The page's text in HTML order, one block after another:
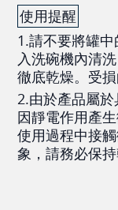
使用提醒
1.請不要將罐
入洗碗機內清
徹底乾燥。受
2.由於產品屬
因靜電作用產
使用過程中接
象，請務必保持